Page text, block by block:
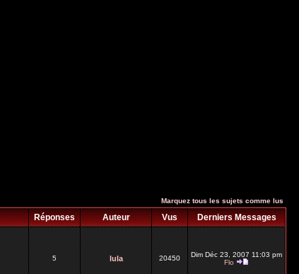
Marquez tous les sujets comme lus
Réponses Auteur Vus Derniers Messages
5 lula 20450
Dim Déc 23, 2007 11:03 pm
Flo